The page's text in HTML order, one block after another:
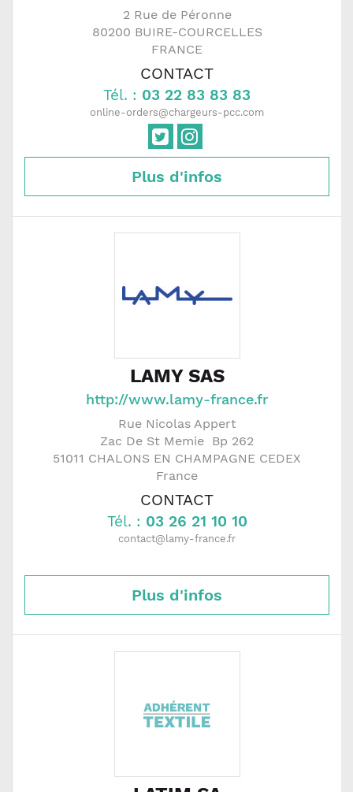
2 Rue de Péronne
80200 BUIRE-COURCELLES
FRANCE
CONTACT
Tél. : 03 22 83 83 83
online-orders@chargeurs-pcc.com
Plus d'infos
LAMY SAS
http://www.lamy-france.fr
Rue Nicolas Appert
Zac De St Memie  Bp 262
51011 CHALONS EN CHAMPAGNE CEDEX
France
CONTACT
Tél. : 03 26 21 10 10
contact@lamy-france.fr
Plus d'infos